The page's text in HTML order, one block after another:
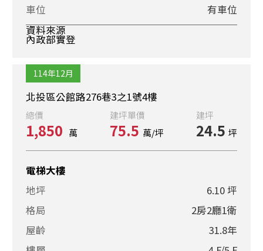
車位
有車位
資料來源
內政部實登
114年12月
北投區公館路276巷3之1號4樓
總價
1,850 萬
建坪單價
75.5 萬/坪
建坪
24.5 坪
電梯大樓
地坪
6.10 坪
格局
2房2廳1衛
屋齡
31.8年